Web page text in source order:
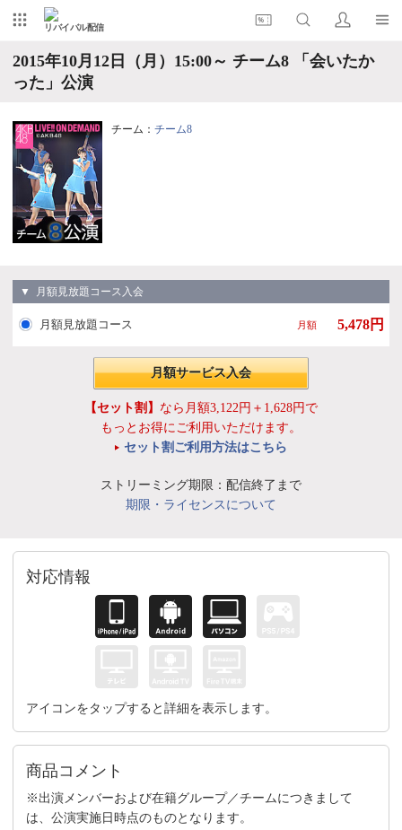
リバイバル配信
2015年10月12日（月）15:00～ チーム8 「会いたか
った」公演
チーム： チーム8
▼ 月額見放題コース入会
月額見放題コース 月額 5,478円
月額サービス入会
【セット割】 なら月額3,122円＋1,628円で
もっとお得にご利用いただけます。
セット割ご利用方法はこちら
ストリーミング期限：配信終了まで
期限・ライセンスについて
対応情報
アイコンをタップすると詳細を表示します。
商品コメント
※出演メンバーおよび在籍グループ／チームにつきまして
は、公演実施日時点のものとなります。